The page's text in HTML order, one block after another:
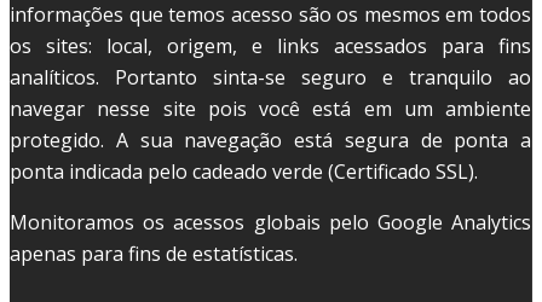
informações que temos acesso são os mesmos em todos
os sites: local, origem, e links acessados para fins
analíticos. Portanto sinta-se seguro e tranquilo ao
navegar nesse site pois você está em um ambiente
protegido. A sua navegação está segura de ponta a
ponta indicada pelo cadeado verde (Certificado SSL).
Monitoramos os acessos globais pelo Google Analytics
apenas para fins de estatísticas.